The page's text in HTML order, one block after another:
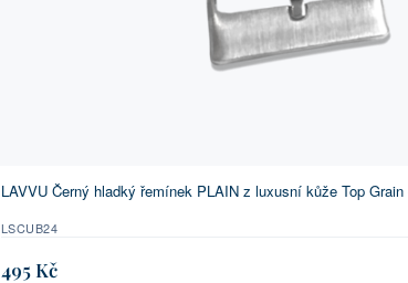
LAVVU Černý hladký řemínek PLAIN z luxusní kůže Top Grain
LSCUB24
495 Kč